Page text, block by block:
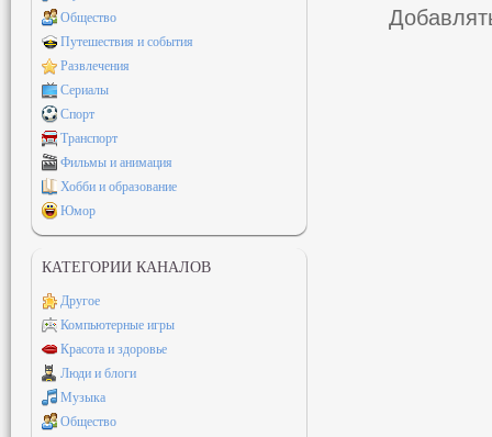
Общество
Путешествия и события
Развлечения
Сериалы
Спорт
Транспорт
Фильмы и анимация
Хобби и образование
Юмор
КАТЕГОРИИ КАНАЛОВ
Другое
Компьютерные игры
Красота и здоровье
Люди и блоги
Музыка
Общество